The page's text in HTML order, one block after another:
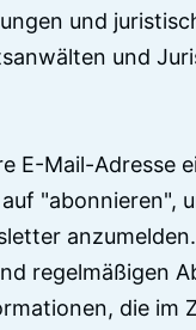
und
und
E-Mail-Adresse
"abonnieren",
regelmäßigen
die im